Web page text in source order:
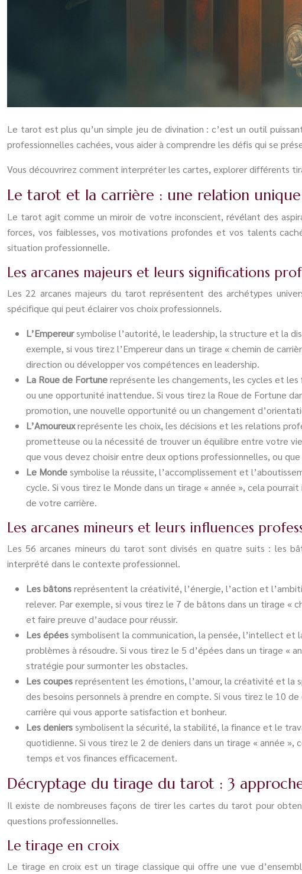
Le tarot est plus qu’un simple jeu de divination : c’est un outil
professionnelles cachées, vous aider à comprendre les défis qui se
Vous découvrirez comment interpréter les cartes, explorer différents
Le tarot et la carrière : une relation unique
Le tarot agit comme un miroir de votre inconscient, révélant des
forces, vos faiblesses, vos motivations profondes et vos talents
situation professionnelle.
Les arcanes majeurs et leurs significations
Les 22 arcanes majeurs du tarot représentent des archétypes
spécifique qui peut éclairer vos choix professionnels.
L’Empereursymbolise l’autorité, le leadership, la structure et la
exemple, si vous tirez l’Empereur dans un tirage « chemin de
direction ou développer vos compétences en leadership.
La Roue de Fortunereprésente les changements, les cycles et
ou une opportunité inattendue. Si vous tirez la Roue de Fortune
promotion, une nouvelle opportunité ou un changement
L’Amoureuxreprésente les choix, les décisions et les relations
prometteuse ou la nécessité de trouver un équilibre entre votre
que vous devez choisir entre deux options professionnelles, ou
Le Monde symbolise la réussite, l’accomplissement et
cycle. Si vous tirez le Monde dans un tirage « année », cela
de votre carrière.
Les arcanes mineurs et leurs influences
Les 56 arcanes mineurs du tarot sont divisés en quatre suits : les
interprété dans le contexte professionnel.
Les bâtonsreprésentent la créativité, l’énergie, l’action et
relever. Par exemple, si vous tirez le 7 de bâtons dans un tirage «
et faire preuve d’audace pour réussir.
Les épées symbolisent la communication, la pensée, l’intellect
problèmes à résoudre. Si vous tirez le 5 d’épées dans un tirage «
stratégie pour surmonter les obstacles.
Les coupesreprésentent les émotions, l’amour, la créativité et la
des besoins personnels à prendre en compte. Si vous tirez le 10
carrière qui vous apporte satisfaction et bonheur.
Les deniers symbolisent la sécurité, la stabilité, la finance et le
quotidienne. Si vous tirez le 2 de deniers dans un tirage « année
temps et vos finances efficacement.
Décryptage du tirage du tarot : 3
Il existe de nombreuses façons de tirer les cartes du tarot pour
questions professionnelles.
Le tirage en croix
Le tirage en croix est un tirage classique qui offre une vue